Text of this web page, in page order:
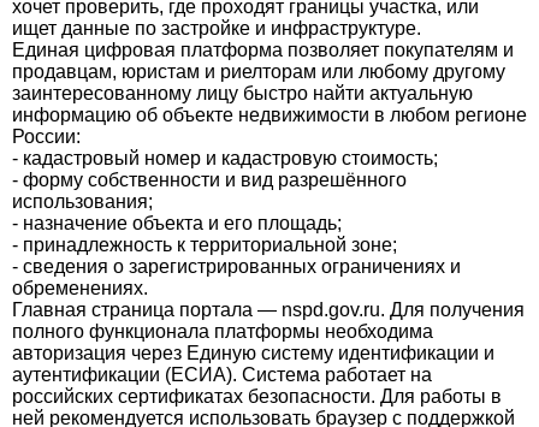
хочет проверить, где проходят границы участка, или
ищет данные по застройке и инфраструктуре.
Единая цифровая платформа позволяет покупателям и
продавцам, юристам и риелторам или любому другому
заинтересованному лицу быстро найти актуальную
информацию об объекте недвижимости в любом регионе
России:
- кадастровый номер и кадастровую стоимость;
- форму собственности и вид разрешённого
использования;
- назначение объекта и его площадь;
- принадлежность к территориальной зоне;
- сведения о зарегистрированных ограничениях и
обременениях.
Главная страница портала — nspd.gov.ru. Для получения
полного функционала платформы необходима
авторизация через Единую систему идентификации и
аутентификации (ЕСИА). Система работает на
российских сертификатах безопасности. Для работы в
ней рекомендуется использовать браузер с поддержкой